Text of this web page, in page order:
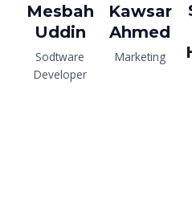
Mesbah
Uddin
Sodtware
Developer
Kawsar
Ahmed
Marketing